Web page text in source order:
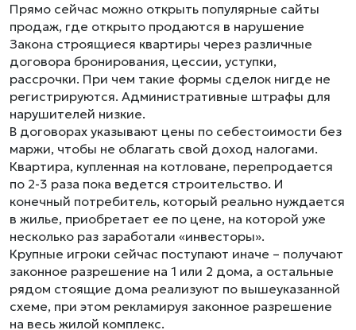
Прямо сейчас можно открыть популярные сайты
продаж, где открыто продаются в нарушение
Закона строящиеся квартиры через различные
договора бронирования, цессии, уступки,
рассрочки. При чем такие формы сделок нигде не
регистрируются. Административные штрафы для
нарушителей низкие.
В договорах указывают цены по себестоимости без
маржи, чтобы не облагать свой доход налогами.
Квартира, купленная на котловане, перепродается
по 2-3 раза пока ведется строительство. И
конечный потребитель, который реально нуждается
в жилье, приобретает ее по цене, на которой уже
несколько раз заработали «инвесторы».
Крупные игроки сейчас поступают иначе – получают
законное разрешение на 1 или 2 дома, а остальные
рядом стоящие дома реализуют по вышеуказанной
схеме, при этом рекламируя законное разрешение
на весь жилой комплекс.